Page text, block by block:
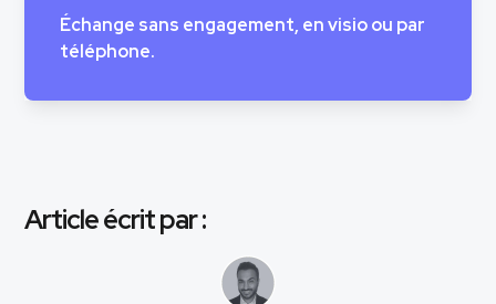
Échange sans engagement, en visio ou par
téléphone.
Article écrit par :